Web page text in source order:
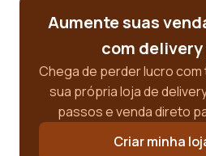
Aumente suas
com
Chega de perder lucro com
sua própria loja de
passos e venda direto
Criar minha